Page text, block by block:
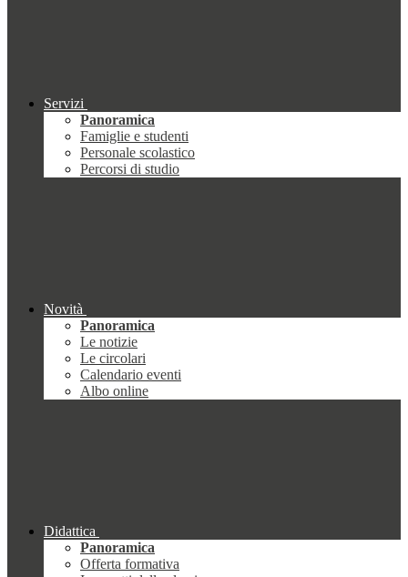
Servizi
Panoramica
Famiglie e studenti
Personale scolastico
Percorsi di studio
Novità
Panoramica
Le notizie
Le circolari
Calendario eventi
Albo online
Didattica
Panoramica
Offerta formativa